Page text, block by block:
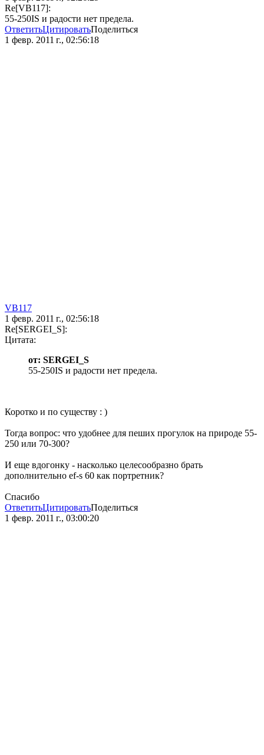
Re[VB117]:
55-250IS и радости нет предела.
ОтветитьЦитироватьПоделиться
1 февр. 2011 г., 02:56:18
VB117
1 февр. 2011 г., 02:56:18
Re[SERGEI_S]:
Цитата:
от: SERGEI_S
55-250IS и радости нет предела.
Коротко и по существу : )
Тогда вопрос: что удобнее для пеших прогулок на природе 55-
250 или 70-300?
И еще вдогонку - насколько целесообразно брать
дополнительно ef-s 60 как портретник?
Спасибо
ОтветитьЦитироватьПоделиться
1 февр. 2011 г., 03:00:20